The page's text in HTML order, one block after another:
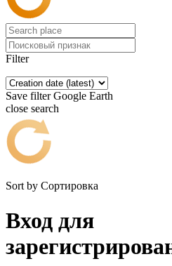
Filter
Save filter Google Earth
close search
Sort by Сортировка
Вход для